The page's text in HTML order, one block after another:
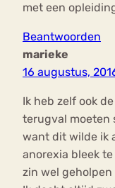
met een
Beantwoorden
marieke
16 augustus,
Ik heb zelf ook
terugval moeten
want dit wilde ik
anorexia bleek
zin wel geholpen